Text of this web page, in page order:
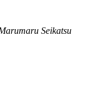
Seikatsu